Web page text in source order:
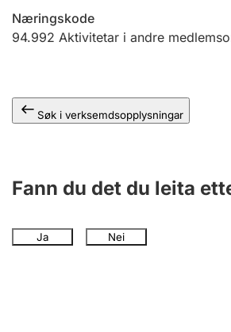
Næringskode
94.992 Aktivitetar i andre
Søk i verksemdsopplysningar
Fann du det du leita
Ja Nei